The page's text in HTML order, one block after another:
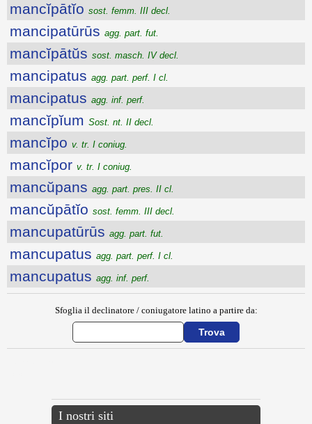
mancĭpātĭo sost. femm. III decl.
mancipatūrūs agg. part. fut.
mancĭpātŭs sost. masch. IV decl.
mancipatus agg. part. perf. I cl.
mancipatus agg. inf. perf.
mancĭpĭum Sost. nt. II decl.
mancĭpo v. tr. I coniug.
mancĭpor v. tr. I coniug.
mancŭpans agg. part. pres. II cl.
mancŭpātĭo sost. femm. III decl.
mancupatūrūs agg. part. fut.
mancupatus agg. part. perf. I cl.
mancupatus agg. inf. perf.
Sfoglia il declinatore / coniugatore latino a partire da:
I nostri siti